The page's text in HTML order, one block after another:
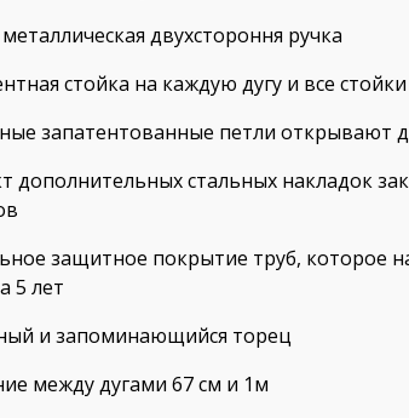
двухстороння ручка
стойка на каждую дугу и все
запатентованные петли открывают
дополнительных стальных накладок
защитное покрытие труб, которое
5 лет
и запоминающийся торец
между дугами 67 см и 1м